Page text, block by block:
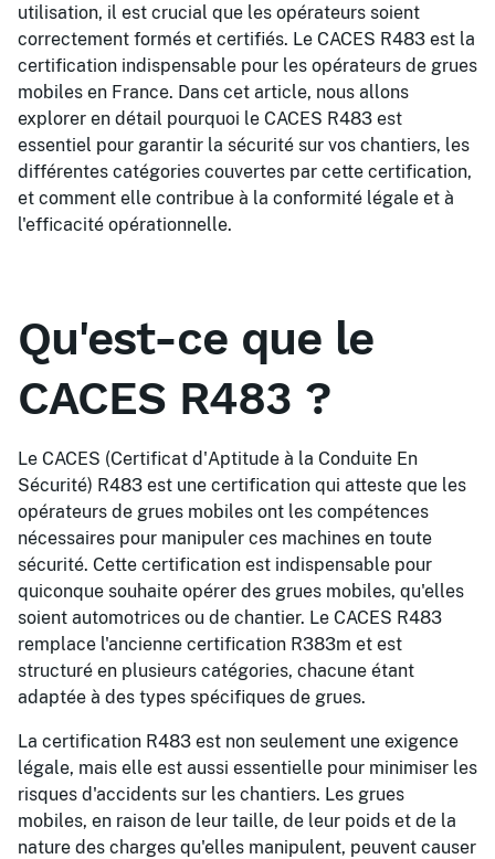
utilisation, il est crucial que les opérateurs soient
correctement formés et certifiés. Le CACES R483 est la
certification indispensable pour les opérateurs de grues
mobiles en France. Dans cet article, nous allons
explorer en détail pourquoi le CACES R483 est
essentiel pour garantir la sécurité sur vos chantiers, les
différentes catégories couvertes par cette certification,
et comment elle contribue à la conformité légale et à
l'efficacité opérationnelle.
Qu'est-ce que le
CACES R483 ?
Le CACES (Certificat d'Aptitude à la Conduite En
Sécurité) R483 est une certification qui atteste que les
opérateurs de grues mobiles ont les compétences
nécessaires pour manipuler ces machines en toute
sécurité. Cette certification est indispensable pour
quiconque souhaite opérer des grues mobiles, qu'elles
soient automotrices ou de chantier. Le CACES R483
remplace l'ancienne certification R383m et est
structuré en plusieurs catégories, chacune étant
adaptée à des types spécifiques de grues.
La certification R483 est non seulement une exigence
légale, mais elle est aussi essentielle pour minimiser les
risques d'accidents sur les chantiers. Les grues
mobiles, en raison de leur taille, de leur poids et de la
nature des charges qu'elles manipulent, peuvent causer